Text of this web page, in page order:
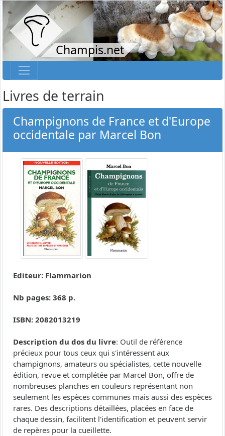
Champis.net
Livres de terrain
Champignons de France et d'Europe
occidentale par Marcel Bon
Editeur: Flammarion
Nb pages: 368 p.
ISBN: 2082013219
Description du dos du livre: Outil de référence
précieux pour tous ceux qui s'intéressent aux
champignons, amateurs ou spécialistes, cette nouvelle
édition, revue et complétée par Marcel Bon, offre de
nombreuses planches en couleurs représentant non
seulement les espèces communes mais aussi des espèces
rares. Des descriptions détaillées, placées en face de
chaque dessin, facilitent l'identification et peuvent servir
de repères pour la cueillette.